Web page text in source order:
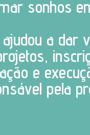
sonhos
a dar
e
pela